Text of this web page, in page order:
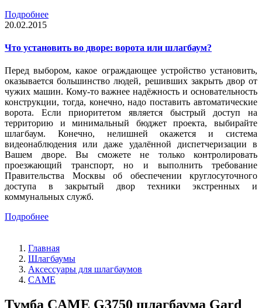
Подробнее
20.02.2015
Что установить во дворе: ворота или шлагбаум?
Перед выбором, какое ограждающее устройство установить,
оказывается большинство людей, решивших закрыть двор от
чужих машин. Кому-то важнее надёжность и основательность
конструкции, тогда, конечно, надо поставить автоматические
ворота. Если приоритетом является быстрый доступ на
территорию и минимальный бюджет проекта, выбирайте
шлагбаум. Конечно, нелишней окажется и система
видеонаблюдения или даже удалённой диспетчеризации в
Вашем дворе. Вы сможете не только контролировать
проезжающий транспорт, но и выполнить требование
Правительства Москвы об обеспечении круглосуточного
доступа в закрытый двор техники экстренных и
коммунальных служб.
Подробнее
Главная
Шлагбаумы
Аксессуары для шлагбаумов
CAME
Тумба CAME G3750 шлагбаума Gard